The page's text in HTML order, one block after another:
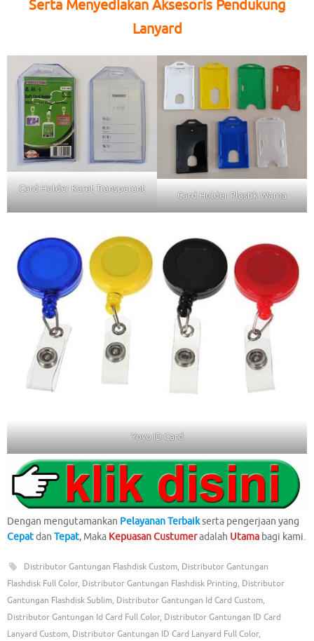
Serta Menyediakan Aksesoris Pendukung
Lanyard
Card Holder Karet Transparant
Card Holder Plastik Warna
Yoyo ID Card
Dengan mengutamankan Pelayanan Terbaikserta pengerjaan yang
Cepatdan Tepat, Maka Kepuasan Custumeradalah Utama bagi kami.
Distributor Gantungan Flashdisk Custom, Distributor Gantungan
Flashdisk Full Color, Distributor Gantungan Flashdisk Printing, Distributor
Gantungan Flashdisk Sublim, Distributor Gantungan Id Card Custom,
Distributor Gantungan Id Card Full Color, Distributor Gantungan ID Card
Lanyard Custom, Distributor Gantungan ID Card Lanyard Full Color,